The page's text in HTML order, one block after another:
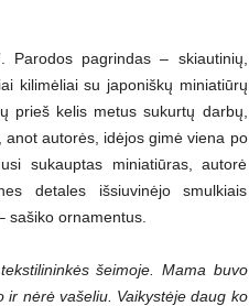
Parodos pagrindas – skiautinių,
kilimėliai su japoniškų miniatiūrų
prieš kelis metus sukurtų darbų,
autorės, idėjos gimė viena po
sukauptas miniatiūras, autorė
detales išsiuvinėjo smulkiais
sašiko ornamentus.
šeimoje. Mama buvo
ir nėrė vašeliu. Vaikystėje daug ko